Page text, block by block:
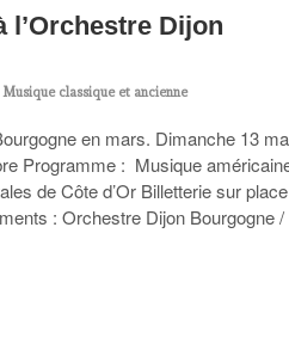
l’Orchestre Dijon
Musique classique et ancienne
en mars. Dimanche 13
Programme : Musique
de Côte d’Or Billetterie sur
: Orchestre Dijon Bourgogne /